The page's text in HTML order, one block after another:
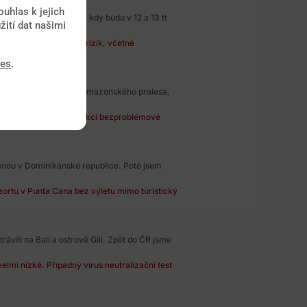
a října, tedy v době, kdy budu v 12 a 13 tt
dost zdravotních rizik, včetně
zavítáme také do Amazonského pralesa,
nežádoucích reakcí bezproblémové
v Dominikánské republice. Poté jsem
v Punta Cana bez výletu mimo turistický
na Bali a ostrově Gili. Zpět do ČR jsme
nízké. Případný virus neutralizační test
k jejich
dat našimi
.